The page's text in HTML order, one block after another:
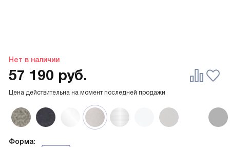
Нет в наличии
Форма:
Цена действительна на момент последней продажи
57 190 руб.